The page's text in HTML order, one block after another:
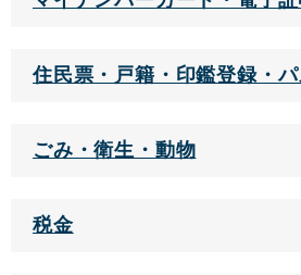
住民票・戸籍・印鑑登録・パ
ごみ・衛生・動物
税金